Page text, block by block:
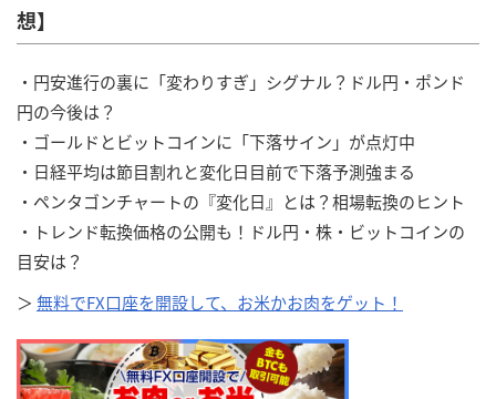
想】
・円安進行の裏に「変わりすぎ」シグナル？ドル円・ポンド
円の今後は？
・ゴールドとビットコインに「下落サイン」が点灯中
・日経平均は節目割れと変化日目前で下落予測強まる
・ペンタゴンチャートの『変化日』とは？相場転換のヒント
・トレンド転換価格の公開も！ドル円・株・ビットコインの
目安は？
＞無料でFX口座を開設して、お米かお肉をゲット！